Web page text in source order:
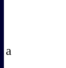
а